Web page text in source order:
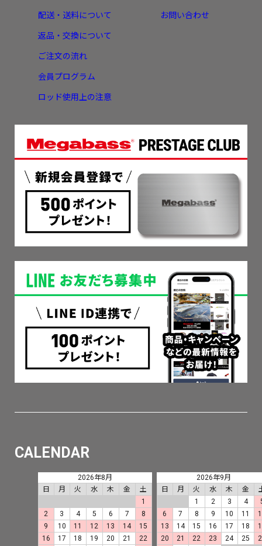
配送・送料について
返品・交換について
ご注文の流れ
会員プログラム
ロッド使用上の注意
お問い合わせ
CALENDAR
2026年8月
日
月 火 水 木 金
土
1
2
3 4 5 6 7
8
9
10 11 12 13 14
15
16
17 18 19 20 21
22
2026年9月
日
月 火 水 木 金
1
2 3 4
6
7 8 9 10 11
13
14 15 16 17 18
20
21 22 23 24 25